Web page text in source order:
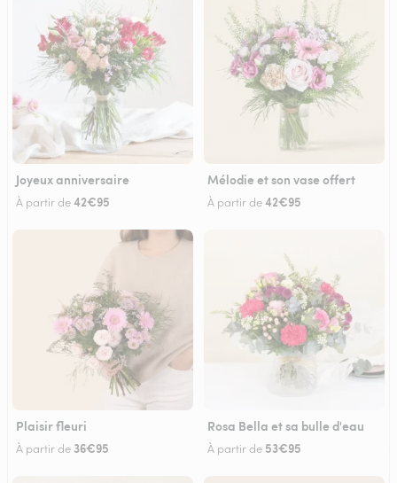
Joyeux anniversaire
À partir de42€95
Mélodie et son vase offert
À partir de42€95
Plaisir fleuri
À partir de 36€95
Rosa Bella et sa bulle d'eau
À partir de 53€95